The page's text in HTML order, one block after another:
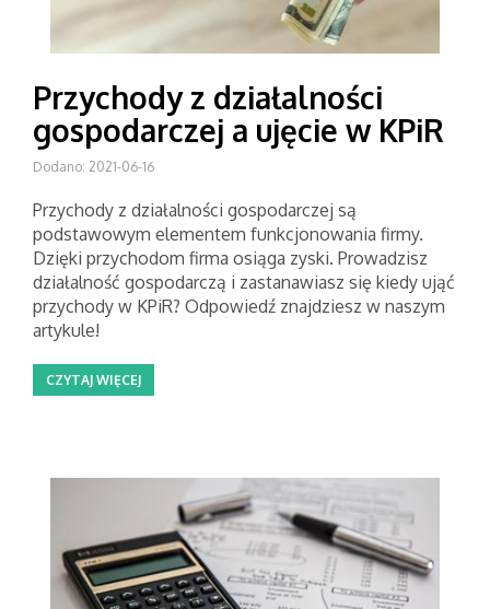
Przychody z działalności
gospodarczej a ujęcie w KPiR
Dodano: 2021-06-16
Przychody z działalności gospodarczej są
podstawowym elementem funkcjonowania firmy.
Dzięki przychodom firma osiąga zyski. Prowadzisz
działalność gospodarczą i zastanawiasz się kiedy ująć
przychody w KPiR? Odpowiedź znajdziesz w naszym
artykule!
CZYTAJ WIĘCEJ